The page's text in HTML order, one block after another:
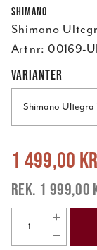
Shimano
Shimano
Art nr: 00169-
VARIANTER
Shimano Ultegra
Nuvarande pris: 1
1 499,00 kr
1 999,00